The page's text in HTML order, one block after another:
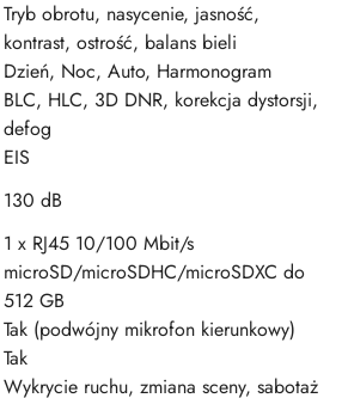
Tryb obrotu, nasycenie, jasność,
kontrast, ostrość, balans bieli
Dzień, Noc, Auto, Harmonogram
BLC, HLC, 3D DNR, korekcja dystorsji,
defog
EIS
130 dB
1 x RJ45 10/100 Mbit/s
microSD/microSDHC/microSDXC do
512 GB
Tak (podwójny mikrofon kierunkowy)
Tak
Wykrycie ruchu, zmiana sceny, sabotaż